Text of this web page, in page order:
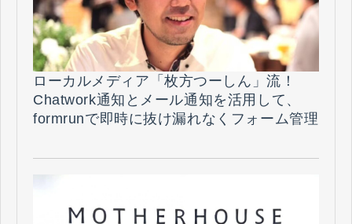
ローカルメディア「枚方つーしん」流！
Chatwork通知とメール通知を活用して、
formrunで即時に抜け漏れなくフォーム管理
様）